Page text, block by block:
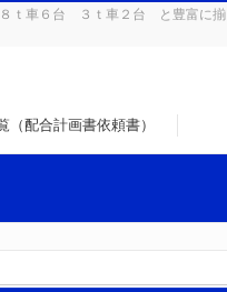
ｔ車６台 ３ｔ車２台 と豊富に揃
（配合計画書依頼書）